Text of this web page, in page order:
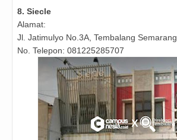
8. Siecle
Alamat:
Jl. Jatimulyo No.3A, Tembalang Semarang
No. Telepon: 081225285707